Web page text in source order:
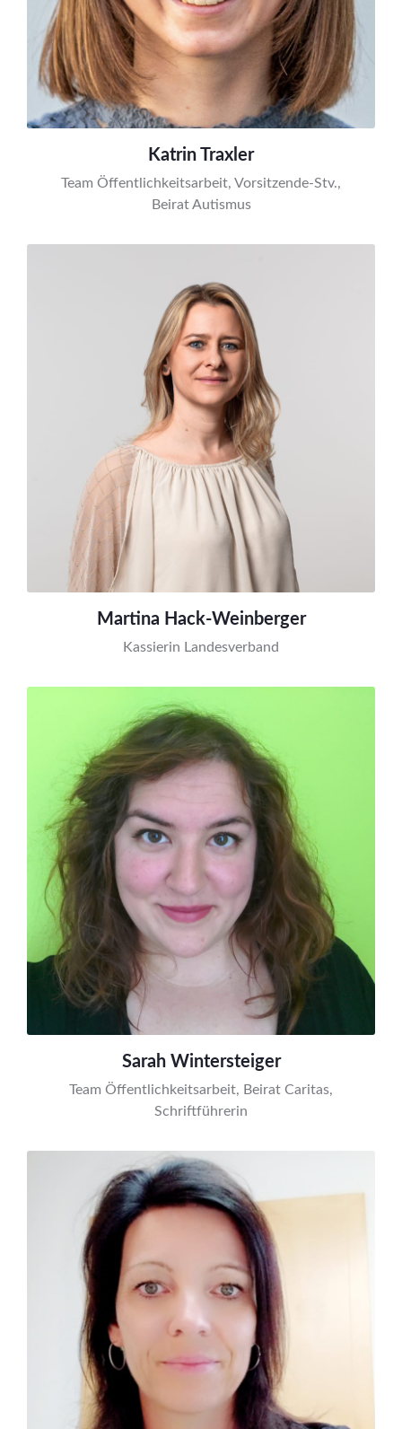
Katrin Traxler
Team Öffentlichkeitsarbeit, Vorsitzende-Stv.,
Beirat Autismus
Martina Hack-Weinberger
Kassierin Landesverband
Sarah Wintersteiger
Team Öffentlichkeitsarbeit, Beirat Caritas,
Schriftführerin